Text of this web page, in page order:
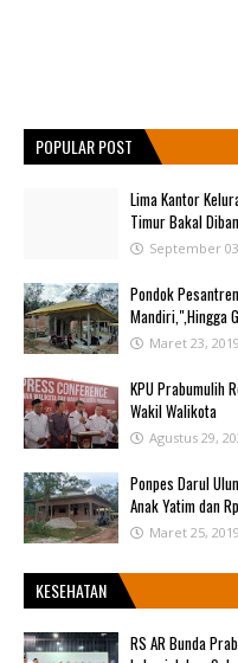
POPULAR POST
Lima Kantor
Timur Bakal
September
Pondok
Mandiri,",Hingga
Maret 23, 2019
KPU Prabumulih
Wakil Walikota
Agustus 29,
Ponpes Darul
Anak Yatim dan
Maret 25, 2019
KESEHATAN
RS AR Bunda